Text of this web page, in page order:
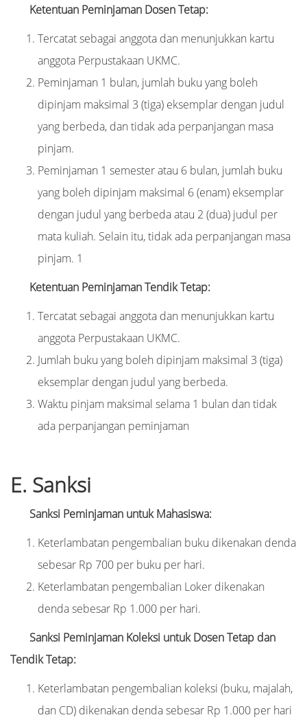
Ketentuan Peminjaman Dosen Tetap:
Tercatat sebagai anggota dan menunjukkan kartu
anggota Perpustakaan UKMC.
Peminjaman 1 bulan, jumlah buku yang boleh
dipinjam maksimal 3 (tiga) eksemplar dengan judul
yang berbeda, dan tidak ada perpanjangan masa
pinjam.
Peminjaman 1 semester atau 6 bulan, jumlah buku
yang boleh dipinjam maksimal 6 (enam) eksemplar
dengan judul yang berbeda atau 2 (dua) judul per
mata kuliah. Selain itu, tidak ada perpanjangan masa
pinjam. 1
Ketentuan Peminjaman Tendik Tetap:
Tercatat sebagai anggota dan menunjukkan kartu
anggota Perpustakaan UKMC.
Jumlah buku yang boleh dipinjam maksimal 3 (tiga)
eksemplar dengan judul yang berbeda.
Waktu pinjam maksimal selama 1 bulan dan tidak
ada perpanjangan peminjaman
E. Sanksi
Sanksi Peminjaman untuk Mahasiswa:
Keterlambatan pengembalian buku dikenakan denda
sebesar Rp 700 per buku per hari.
Keterlambatan pengembalian Loker dikenakan
denda sebesar Rp 1.000 per hari.
Sanksi Peminjaman Koleksi untuk Dosen Tetap dan
Tendik Tetap:
Keterlambatan pengembalian koleksi (buku, majalah,
dan CD) dikenakan denda sebesar Rp 1.000 per hari